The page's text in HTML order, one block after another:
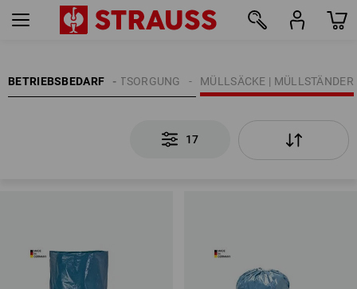
BETRIEBSBEDARF MÜLLSÄCKE | MÜLLSTÄNDER
MÜLLSÄCKE | MÜLLENTSORGUNG
17